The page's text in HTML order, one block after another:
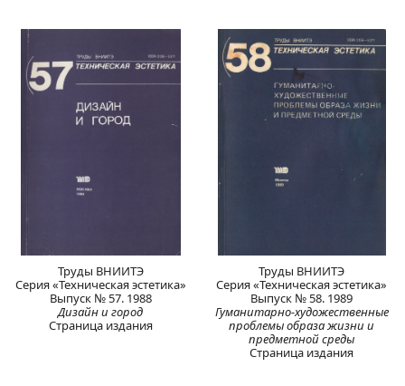
Труды ВНИИТЭ
Серия «Техническая эстетика»
Выпуск № 57. 1988
Дизайн и город
Страница издания
Труды ВНИИТЭ
Серия «Техническая эстетика»
Выпуск № 58. 1989
Гуманитарно-художественные
проблемы образа жизни и
предметной среды
Страница издания